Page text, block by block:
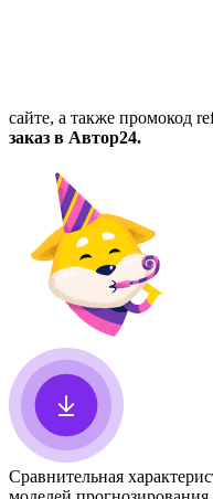
сайте, а также промокод
заказ в Автор24.
Сравнительная